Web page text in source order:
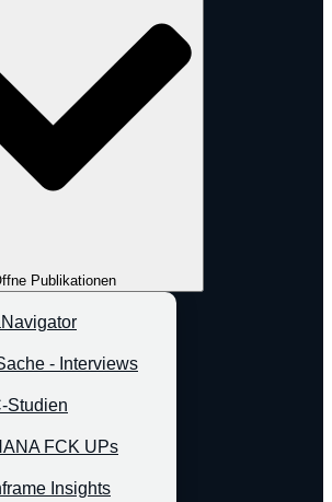
Publikationen
- Interviews
Studien
FCK UPs
Insights